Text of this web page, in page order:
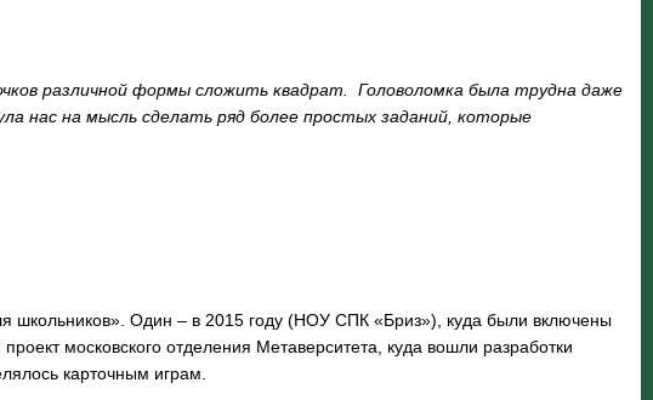
различной формы сложить квадрат. Головоломка была трудна даже
нас на мысль сделать ряд более простых заданий, которые
школьников». Один – в 2015 году (НОУ СПК «Бриз»), куда были включены
московского отделения Метаверситета, куда вошли разработки
карточным играм.